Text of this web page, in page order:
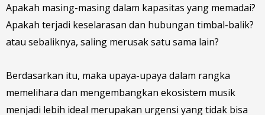
Apakah masing-masing dalam kapasitas yang memadai?
Apakah terjadi keselarasan dan hubungan timbal-balik?
atau sebaliknya, saling merusak satu sama lain?
Berdasarkan itu, maka upaya-upaya dalam rangka
memelihara dan mengembangkan ekosistem musik
menjadi lebih ideal merupakan urgensi yang tidak bisa